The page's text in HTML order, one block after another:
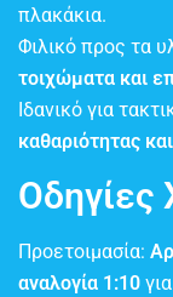
πλακάκια.
Φιλικό προς τα
τοιχώματα και
Ιδανικό για
καθαριότητας
Οδηγίες
Προετοιμασία:
αναλογία 1:10